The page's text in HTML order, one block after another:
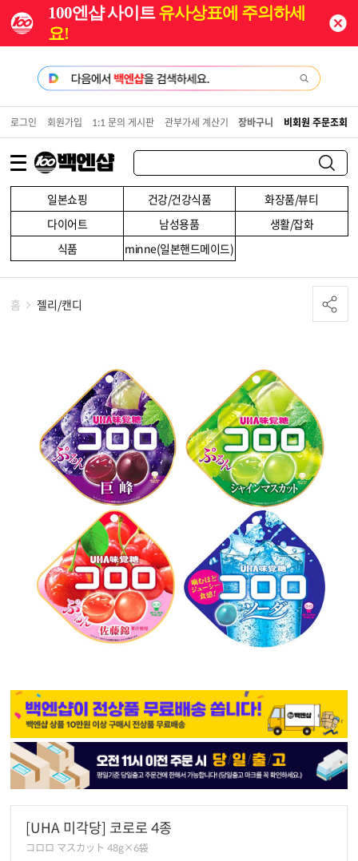
100엔샵 사이트유사상표에 주의하세
요!
일본쇼핑 건강/건강식품
화장품/뷰티
다이어트
남성용품
생활/잡화
식품
minne(일본핸드메이드)
로그인 회원가입 1:1 문의 게시판 관부가세 계산기 장바구니 비회원 주문조회
홈 젤리/캔디
[UHA 미각당] 코로로 4종
コロロ マスカット 48g×6袋